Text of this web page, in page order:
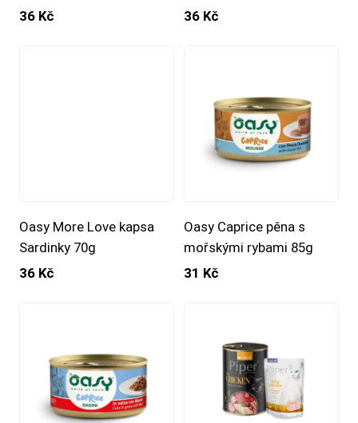
36 Kč 36 Kč
Oasy More Love kapsa
Sardinky 70g
36 Kč
Oasy Caprice pěna s
mořskými rybami 85g
31 Kč